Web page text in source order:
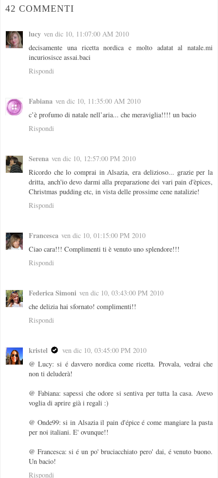
42 COMMENTI
lucy ven dic 10, 11:07:00 AM 2010
decisamente una ricetta nordica e molto adatat al natale.mi
incuriosisce assai.baci
Rispondi
Fabiana ven dic 10, 11:35:00 AM 2010
c’è profumo di natale nell’aria... che meraviglia!!!! un bacio
Rispondi
Serena ven dic 10, 12:57:00 PM 2010
Ricordo che lo comprai in Alsazia, era delizioso... grazie per la
dritta, anch'io devo darmi alla preparazione dei vari pain d'èpices,
Christmas pudding etc, in vista delle prossime cene natalizie!
Rispondi
Francesca ven dic 10, 01:15:00 PM 2010
Ciao cara!!! Complimenti ti è venuto uno splendore!!!
Rispondi
Federica Simoni ven dic 10, 03:43:00 PM 2010
che delizia hai sfornato! complimenti!!
Rispondi
kristel
ven dic 10, 03:45:00 PM 2010
@ Lucy: si é davvero nordica come ricetta. Provala, vedrai che
non ti deluderà!
@ Fabiana: sapessi che odore si sentiva per tutta la casa. Avevo
voglia di aprire già i regali :)
@ Onde99: si in Alsazia il pain d'épice é come mangiare la pasta
per noi italiani. E' ovunque!!
@ Francesca: si é un po' bruciacchiato pero' dai, é venuto buono.
Un bacio!
Rispondi